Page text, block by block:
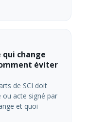
qui change
éviter
de SCI doit
acte signé par
et quoi